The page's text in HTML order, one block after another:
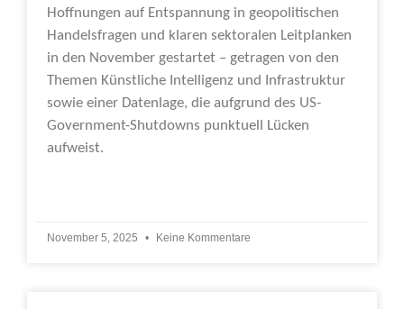
Hoffnungen auf Entspannung in geopolitischen
Handelsfragen und klaren sektoralen Leitplanken
in den November gestartet – getragen von den
Themen Künstliche Intelligenz und Infrastruktur
sowie einer Datenlage, die aufgrund des US-
Government-Shutdowns punktuell Lücken
aufweist.
November 5, 2025 Keine Kommentare